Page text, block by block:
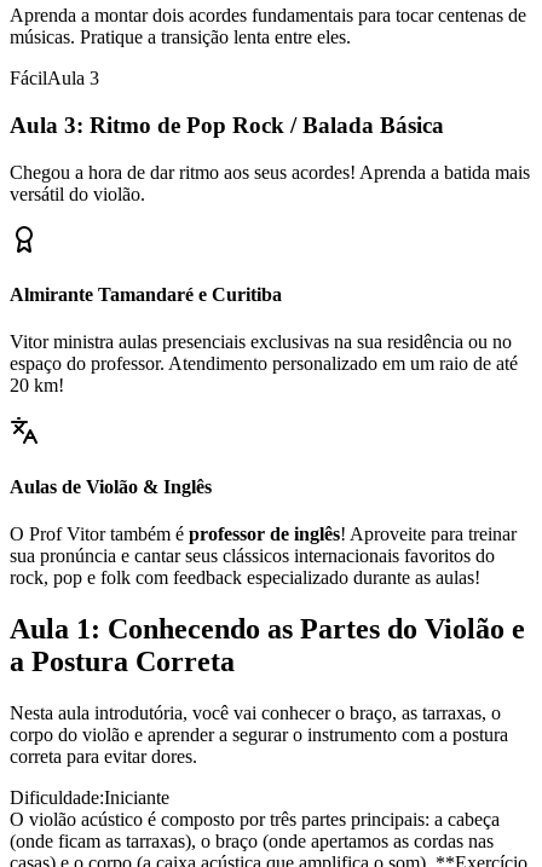
Aprenda a montar dois acordes fundamentais para tocar centenas de
músicas. Pratique a transição lenta entre eles.
FácilAula 3
Aula 3: Ritmo de Pop Rock / Balada Básica
Chegou a hora de dar ritmo aos seus acordes! Aprenda a batida mais
versátil do violão.
Almirante Tamandaré e Curitiba
Vitor ministra aulas presenciais exclusivas na sua residência ou no
espaço do professor. Atendimento personalizado em um raio de até
20 km!
Aulas de Violão & Inglês
O Prof Vitor também é professor de inglês! Aproveite para treinar
sua pronúncia e cantar seus clássicos internacionais favoritos do
rock, pop e folk com feedback especializado durante as aulas!
Aula 1: Conhecendo as Partes do Violão e
a Postura Correta
Nesta aula introdutória, você vai conhecer o braço, as tarraxas, o
corpo do violão e aprender a segurar o instrumento com a postura
correta para evitar dores.
Dificuldade:Iniciante
O violão acústico é composto por três partes principais: a cabeça
(onde ficam as tarraxas), o braço (onde apertamos as cordas nas
casas) e o corpo (a caixa acústica que amplifica o som). **Exercício